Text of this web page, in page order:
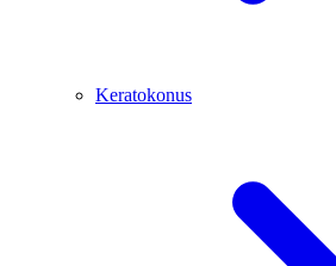
Keratokonus